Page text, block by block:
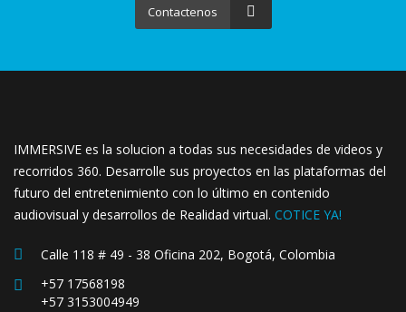
Contactenos
IMMERSIVE es la solucion a todas sus necesidades de videos y
recorridos 360. Desarrolle sus proyectos en las plataformas del
futuro del entretenimiento con lo último en contenido
audiovisual y desarrollos de Realidad virtual. COTICE YA!
Calle 118 # 49 - 38 Oficina 202, Bogotá, Colombia
+57 17568198
+57 3153004949